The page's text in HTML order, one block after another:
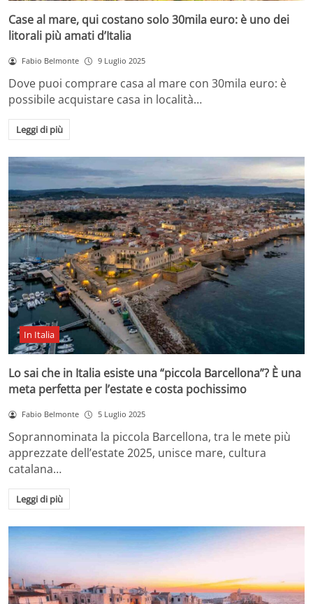
Case al mare, qui costano solo 30mila euro: è uno dei
litorali più amati d’Italia
Fabio Belmonte 9 Luglio 2025
Dove puoi comprare casa al mare con 30mila euro: è
possibile acquistare casa in località…
Leggi di più
In Italia
Lo sai che in Italia esiste una “piccola Barcellona”? È una
meta perfetta per l’estate e costa pochissimo
Fabio Belmonte 5 Luglio 2025
Soprannominata la piccola Barcellona, tra le mete più
apprezzate dell’estate 2025, unisce mare, cultura
catalana…
Leggi di più